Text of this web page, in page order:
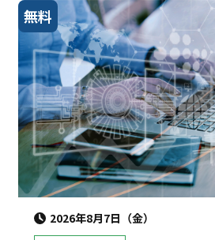
無料
2026年8月7日（金）